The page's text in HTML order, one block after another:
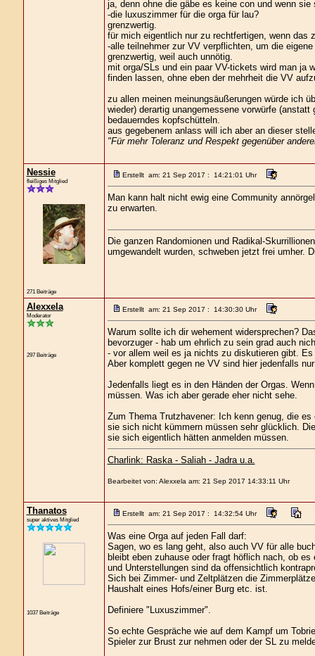
ja, denn ohne die gäbe es keine con und wenn
-die luxuszimmer für die orga für lau?
grenzwertig.
für mich eigentlich nur zu rechtfertigen, wenn das
-alle teilnehmer zur VV verpflichten, um die
grenzwertig, weil auch unnötig.
mit orga/SLs und ein paar VV-tickets wird man ja
finden lassen, ohne eben der mehrheit die VV
zu allen meinen meinungsäußerungen würde ich
wieder) derartig unangemessene vorwürfe
bedauerndes kopfschütteln.
aus gegebenem anlass will ich aber an dieser
"Für mehr Toleranz und Respekt gegenüber
Nessie
fleißiges Mitglied
271 Beiträge
Erstellt am: 21 Sep 2017 : 14:21:01 Uhr
Man kann halt nicht ewig eine Community
zu erwarten.
Die ganzen Randomionen und Radikal-
umgewandelt wurden, schweben jetzt frei umher.
Alexxela
Moderator
297 Beiträge
Erstellt am: 21 Sep 2017 : 14:30:30 Uhr
Warum sollte ich dir wehement widersprechen?
bevorzuger - hab um ehrlich zu sein grad auch
- vor allem weil es ja nichts zu diskutieren gibt.
Aber komplett gegen ne VV sind hier jedenfalls
Jedenfalls liegt es in den Händen der Orgas.
müssen. Was ich aber gerade eher nicht sehe.
Zum Thema Trutzhavener: Ich kenn genug, die
sie sich nicht kümmern müssen sehr glücklich.
sie sich eigentlich hätten anmelden müssen.
Charlink: Raska - Saliah - Jadra u.a.
Bearbeitet von: Alexxela am: 21 Sep 2017 14:33:11 Uhr
Thanatos
super aktives Mitglied
1037 Beiträge
Erstellt am: 21 Sep 2017 : 14:32:54 Uhr
Was eine Orga auf jeden Fall darf:
Sagen, wo es lang geht, also auch VV für alle
bleibt eben zuhause oder fragt höflich nach, ob
und Unterstellungen sind da offensichtlich
Sich bei Zimmer- und Zeltplätzen die
Haushalt eines Hofs/einer Burg etc. ist.
Definiere "Luxuszimmer".
So echte Gespräche wie auf dem Kampf um
Spieler zur Brust zur nehmen oder der SL zu